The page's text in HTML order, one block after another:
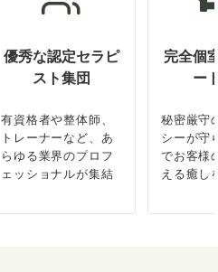
優秀な認定セラピ
スト集団
有資格者や整体師、
トレーナーなど、あ
らゆる業界のプロフ
ェッショナルが集結
完全個
ー
秘密厳守
シーが守
でお客様
える癒し